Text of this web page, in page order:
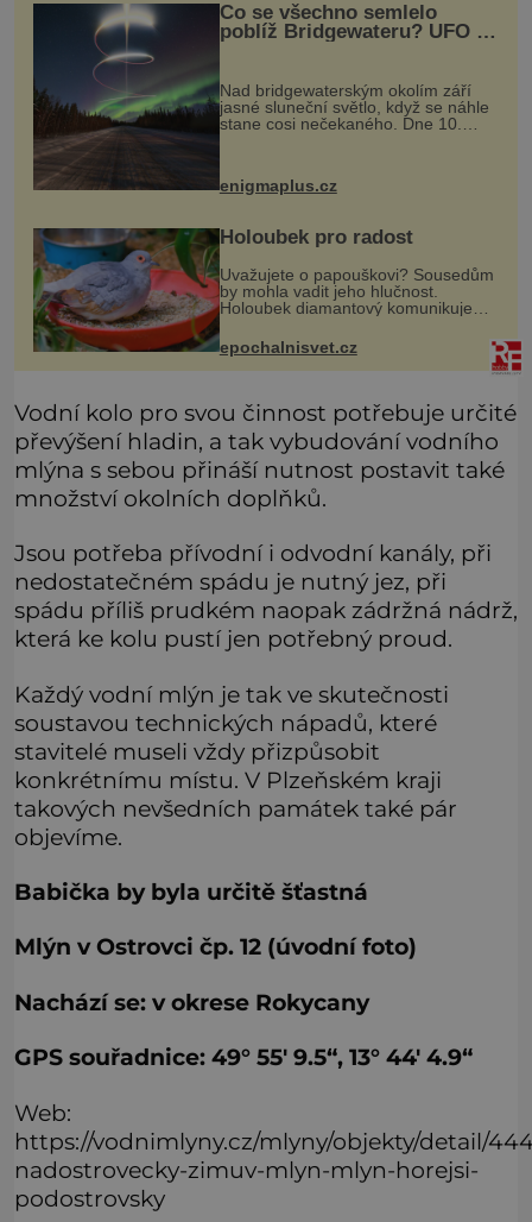
Co se všechno semlelo
poblíž Bridgewateru? UFO na
Nad bridgewaterským okolím září
jasné sluneční světlo, když se náhle
stane cosi nečekaného. Dne 10.
května roku 1760 v deset hodin
přeletu UFO
enigmaplus.cz
Holoubek pro radost
Uvažujete o papouškovi? Sousedům
by mohla vadit jeho hlučnost.
Holoubek diamantový komunikuje
roztomilý a hodí se i pro chovatele
začátečníky. Jedná se o nenároč
epochalnisvet.cz
Vodní kolo pro svou činnost potřebuje určité
převýšení hladin, a tak vybudování vodního
mlýna s sebou přináší nutnost postavit také
množství okolních doplňků.
Jsou potřeba přívodní i odvodní kanály, při
nedostatečném spádu je nutný jez, při
spádu příliš prudkém naopak zádržná nádrž,
která ke kolu pustí jen potřebný proud.
Každý vodní mlýn je tak ve skutečnosti
soustavou technických nápadů, které
stavitelé museli vždy přizpůsobit
konkrétnímu místu. V Plzeňském kraji
takových nevšedních památek také pár
objevíme.
Babička by byla určitě šťastná
Mlýn v Ostrovci čp. 12 (úvodní foto)
Nachází se: v okrese Rokycany
GPS souřadnice: 49° 55′ 9.5“, 13° 44′ 4.9“
Web:
https://vodnimlyny.cz/mlyny/objekty/detail/
nadostrovecky-zimuv-mlyn-mlyn-horejsi-
podostrovsky